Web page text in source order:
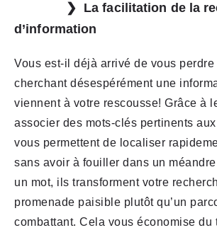
La facilitation de la
d’information
Vous est-il déjà arrivé de vous
cherchant désespérément une
viennent à votre rescousse! Grâce à
associer des mots-clés pertinents
vous permettent de localiser
sans avoir à fouiller dans un
un mot, ils transforment votre
promenade paisible plutôt qu’un
combattant. Cela vous économise du